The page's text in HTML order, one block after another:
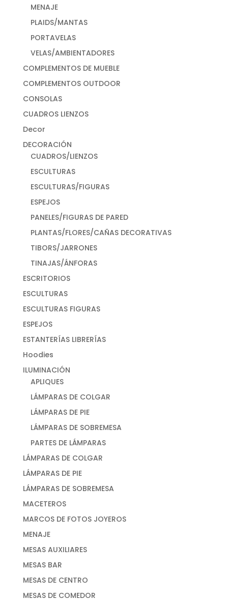
MENAJE
PLAIDS/MANTAS
PORTAVELAS
VELAS/AMBIENTADORES
COMPLEMENTOS DE MUEBLE
COMPLEMENTOS OUTDOOR
CONSOLAS
CUADROS LIENZOS
Decor
DECORACIÓN
CUADROS/LIENZOS
ESCULTURAS
ESCULTURAS/FIGURAS
ESPEJOS
PANELES/FIGURAS DE PARED
PLANTAS/FLORES/CAÑAS DECORATIVAS
TIBORS/JARRONES
TINAJAS/ÁNFORAS
ESCRITORIOS
ESCULTURAS
ESCULTURAS FIGURAS
ESPEJOS
ESTANTERÍAS LIBRERÍAS
Hoodies
ILUMINACIÓN
APLIQUES
LÁMPARAS DE COLGAR
LÁMPARAS DE PIE
LÁMPARAS DE SOBREMESA
PARTES DE LÁMPARAS
LÁMPARAS DE COLGAR
LÁMPARAS DE PIE
LÁMPARAS DE SOBREMESA
MACETEROS
MARCOS DE FOTOS JOYEROS
MENAJE
MESAS AUXILIARES
MESAS BAR
MESAS DE CENTRO
MESAS DE COMEDOR